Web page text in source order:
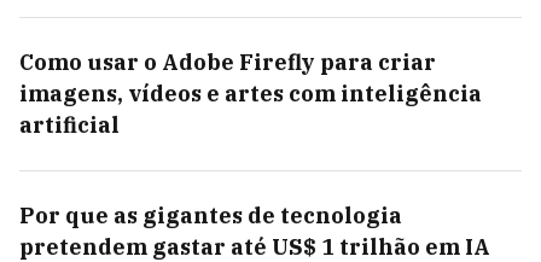
Como usar o Adobe Firefly para criar
imagens, vídeos e artes com inteligência
artificial
Por que as gigantes de tecnologia
pretendem gastar até US$ 1 trilhão em IA